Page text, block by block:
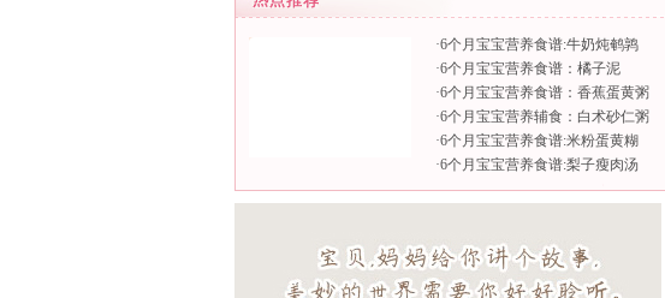
·6个月宝宝营养食谱:牛奶炖鹌鹑
·6个月宝宝营养食谱：橘子泥
·6个月宝宝营养食谱：香蕉蛋黄粥
·6个月宝宝营养辅食：白术砂仁粥
·6个月宝宝营养食谱:米粉蛋黄糊
·6个月宝宝营养食谱:梨子瘦肉汤